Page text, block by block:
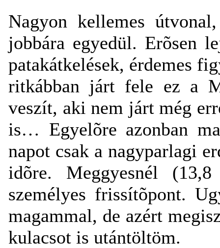
Nagyon kellemes
jobbára egyedül. Erõsen
patakátkelések, érdemes
ritkábban járt fele ez a
veszít, aki nem járt még
is… Egyelõre azonban
napot csak a nagyparlagi
idõre. Meggyesnél
személyes frissítõpont.
magammal, de azért
kulacsot is utántöltöm.